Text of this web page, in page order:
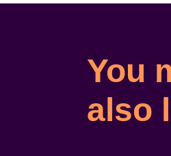
You
also